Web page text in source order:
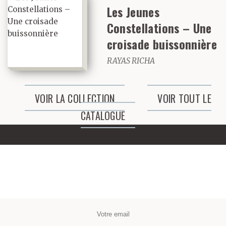
au milieu d’un ossuaire
– les Capucins lui
donneraient la place
d’honneur dans l’une de
leurs mises en
scène cauchemardesques.
parler du cul d’In-ja.
Les Jeunes
Constellations – Une
croisade buissonnière
RAYAS RICHA
VOIR LA COLLECTION
VOIR TOUT LE
CATALOGUE